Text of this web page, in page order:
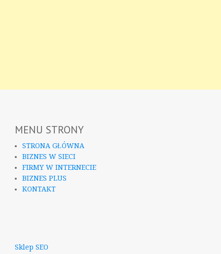
MENU STRONY
STRONA GŁÓWNA
BIZNES W SIECI
FIRMY W INTERNECIE
BIZNES PLUS
KONTAKT
Sklep SEO